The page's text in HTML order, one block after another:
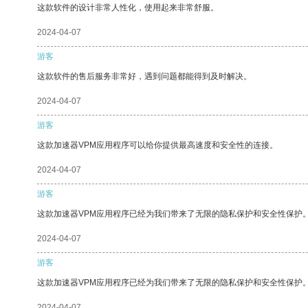
这款软件的设计非常人性化，使用起来非常舒服。
2024-04-07
游客
这款软件的售后服务非常好，遇到问题都能得到及时解决。
2024-04-07
游客
这款加速器VPM应用程序可以给你提供最高速度和安全性的连接。
2024-04-07
游客
这款加速器VPM应用程序已经为我们带来了无限的隐私保护和安全性保护
2024-04-07
游客
这款加速器VPM应用程序已经为我们带来了无限的隐私保护和安全性保护